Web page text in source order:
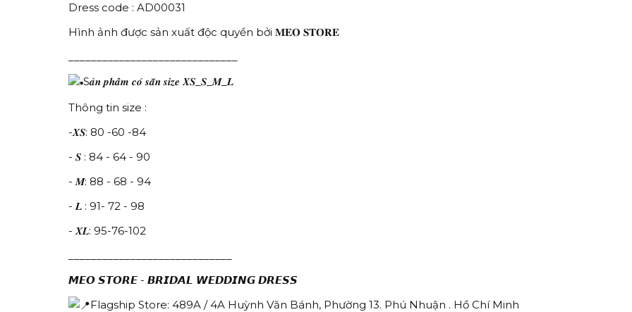
Dress code : AD00031
Hình ảnh được sản xuất độc quyền bởi 𝐌𝐄𝐎 𝐒𝐓𝐎𝐑𝐄
S𝒂̉𝒏 𝒑𝒉𝒂̂̉𝒎 𝒄𝒐́ 𝒔𝒂̆̃𝒏 𝒔𝒊𝒛𝒆 𝑿𝑺_𝑺_𝑴_𝑳
Thông tin size :
-𝑿𝑺: 80 -60 -84
- 𝑺 : 84 - 64 - 90
- 𝑴: 88 - 68 - 94
- 𝑳 : 91- 72 - 98
- 𝑿𝑳: 95-76-102
𝙈𝙀𝙊 𝙎𝙏𝙊𝙍𝙀 - 𝘽𝙍𝙄𝘿𝘼𝙇 𝙒𝙀𝘿𝘿𝙄𝙉𝙂 𝘿𝙍𝙀𝙎𝙎
Flagship Store: 489A / 4A Huỳnh Văn Bánh, Phường 13. Phú Nhuận . Hồ Chí Minh